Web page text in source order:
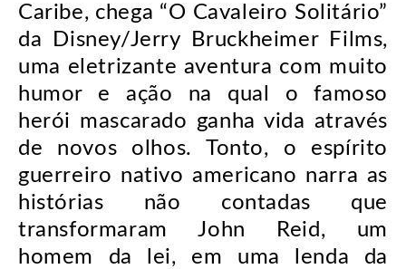
Caribe, chega “O Cavaleiro Solitário”
da Disney/Jerry Bruckheimer Films,
uma eletrizante aventura com muito
humor e ação na qual o famoso
herói mascarado ganha vida através
de novos olhos. Tonto, o espírito
guerreiro nativo americano narra as
histórias não contadas que
transformaram John Reid, um
homem da lei, em uma lenda da